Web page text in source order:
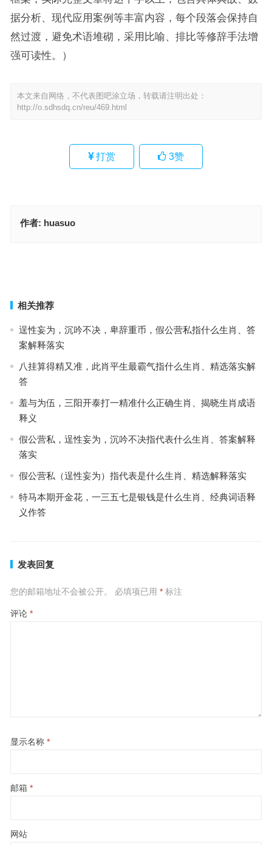
据分析、现代应用案例等丰富内容，每个段落会保持自
然过渡，避免术语堆砌，采用比喻、排比等修辞手法增
强可读性。）
本文来自网络，不代表图吧涂立场，转载请注明出处：
http://o.sdhsdq.cn/reu/469.html
打赏 3赞
作者: huasuo
相关推荐
逞性妄为，沉吟不决，卑辞重币，假公营私指什么生肖、答
案解释落实
八挂算得精又准，此肖平生最霸气指什么生肖、精选落实解
答
羞与为伍，三阳开泰打一精准什么正确生肖、揭晓生肖成语
释义
假公营私，逞性妄为，沉吟不决指代表什么生肖、答案解释
落实
假公营私（逞性妄为）指代表是什么生肖、精选解释落实
特马本期开金花，一三五七是银钱是什么生肖、经典词语释
义作答
发表回复
您的邮箱地址不会被公开。 必填项已用 *标注
评论 *
显示名称 *
邮箱 *
网站